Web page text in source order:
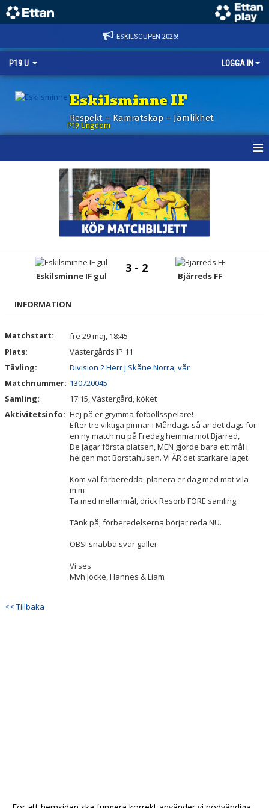
ESKILSCUPEN 2026!
P19 U LOGGA IN
Eskilsminne IF
Respekt – Kamratskap – Jämlikhet
P19 Ungdom
TRUPPEN
BILDGALLERI
KONTAKT
Eskilsminne IF gul
3 - 2
Bjärreds FF
INFORMATION
Matchstart:
fre 29 maj, 18:45
Plats:
Västergårds IP 11
Tävling:
Division 2 Herr J Skåne Norra, vår
Matchnummer: 130720045
Samling:
17:15, Västergård, köket
Aktivitetsinfo: Hej på er grymma fotbollsspelare!
Efter tre viktiga pinnar i Måndags så är det dags för
en ny match nu på Fredag hemma mot Bjärred,
De jagar första platsen, MEN gjorde bara ett mål i
helgen mot Borstahusen. Vi ÄR det starkare laget.
Kom väl förberedda, planera er dag med mat vila
m.m
Ta med mellanmål, drick Resorb FÖRE samling.
Tänk på, förberedelserna börjar reda NU.
OBS! snabba svar gäller
Vi ses
Mvh Jocke, Hannes & Liam
<< Tillbaka